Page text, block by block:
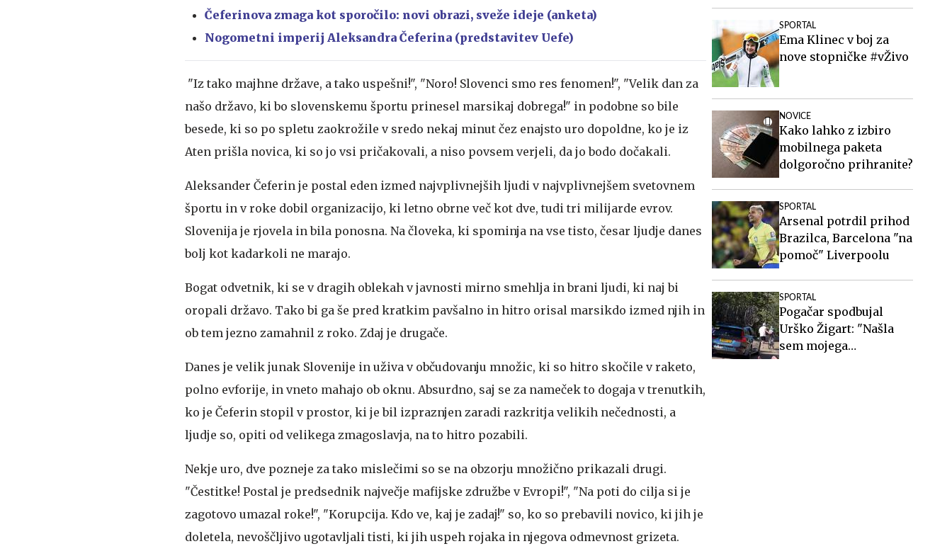
Čeferinova zmaga kot sporočilo: novi obrazi, sveže ideje (anketa)​
Nogometni imperij Aleksandra Čeferina (predstavitev Uefe)
"Iz tako majhne države, a tako uspešni!", "Noro! Slovenci smo res fenomen!", "Velik dan za
našo državo, ki bo slovenskemu športu prinesel marsikaj dobrega!" in podobne so bile
besede, ki so po spletu zaokrožile v sredo nekaj minut čez enajsto uro dopoldne, ko je iz
Aten prišla novica, ki so jo vsi pričakovali, a niso povsem verjeli, da jo bodo dočakali.
Aleksander Čeferin je postal eden izmed najvplivnejših ljudi v najvplivnejšem svetovnem
športu in v roke dobil organizacijo, ki letno obrne več kot dve, tudi tri milijarde evrov.
Slovenija je rjovela in bila ponosna. Na človeka, ki spominja na vse tisto, česar ljudje danes
bolj kot kadarkoli ne marajo.
Bogat odvetnik, ki se v dragih oblekah v javnosti mirno smehlja in brani ljudi, ki naj bi
oropali državo. Tako bi ga še pred kratkim pavšalno in hitro orisal marsikdo izmed njih in
ob tem jezno zamahnil z roko. Zdaj je drugače.
Danes je velik junak Slovenije in uživa v občudovanju množic, ki so hitro skočile v raketo,
polno evforije, in vneto mahajo ob oknu. Absurdno, saj se za nameček to dogaja v trenutkih,
ko je Čeferin stopil v prostor, ki je bil izpraznjen zaradi razkritja velikih nečednosti, a
ljudje so, opiti od velikega zmagoslavja, na to hitro pozabili.
Nekje uro, dve pozneje za tako mislečimi so se na obzorju množično prikazali drugi.
"Čestitke! Postal je predsednik največje mafijske združbe v Evropi!", "Na poti do cilja si je
zagotovo umazal roke!", "Korupcija. Kdo ve, kaj je zadaj!" so, ko so prebavili novico, ki jih je
doletela, nevoščljivo ugotavljali tisti, ki jih uspeh rojaka in njegova odmevnost grizeta.
SPORTAL
Ema Klinec v boj za
nove stopničke #vŽivo
NOVICE
Kako lahko z izbiro
mobilnega paketa
dolgoročno prihranite?
SPORTAL
Arsenal potrdil prihod
Brazilca, Barcelona "na
pomoč" Liverpoolu
SPORTAL
Pogačar spodbujal
Urško Žigart: "Našla
sem mojega